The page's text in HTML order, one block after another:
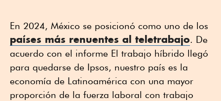
En 2024, México se posicionó como uno de los
países más renuentes al teletrabajo. De
acuerdo con el informe El trabajo híbrido llegó
para quedarse de Ipsos, nuestro país es la
economía de Latinoamérica con una mayor
proporción de la fuerza laboral con trabajo